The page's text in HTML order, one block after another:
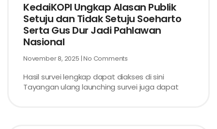
KedaiKOPI Ungkap Alasan Publik
Setuju dan Tidak Setuju Soeharto
Serta Gus Dur Jadi Pahlawan
Nasional
November 8, 2025 No Comments
Hasil survei lengkap dapat diakses di sini
Tayangan ulang launching survei juga dapat